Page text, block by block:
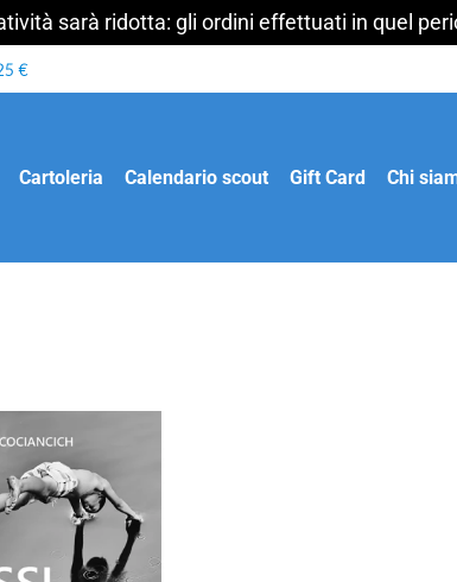
sarà ridotta: gli ordini effettuati in quel
Cartoleria Calendario scout Gift Card Chi